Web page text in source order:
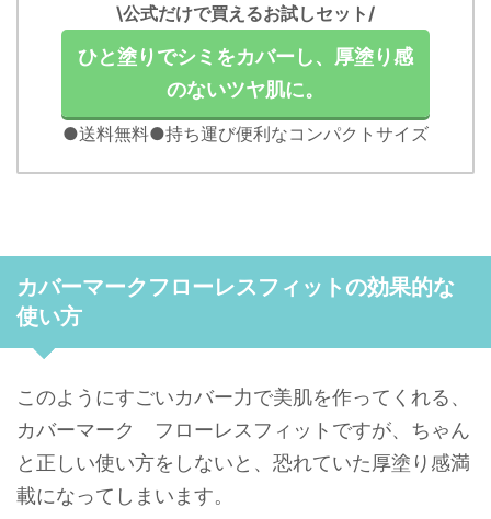
\公式だけで買えるお試しセット/
ひと塗りでシミをカバーし、厚塗り感
のないツヤ肌に。
●送料無料●持ち運び便利なコンパクトサイズ
カバーマークフローレスフィットの効果的な
使い方
このようにすごいカバー力で美肌を作ってくれる、
カバーマーク フローレスフィットですが、ちゃん
と正しい使い方をしないと、恐れていた厚塗り感満
載になってしまいます。